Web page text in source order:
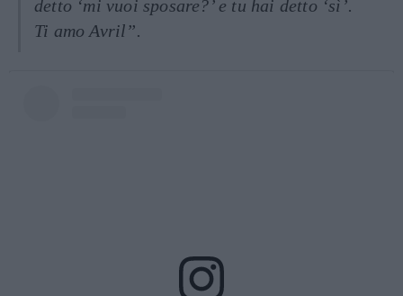
detto ‘mi vuoi sposare?’ e tu hai detto ‘sì’.
Ti amo Avril”.